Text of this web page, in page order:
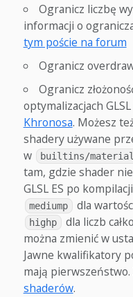
Ogranicz liczbę
informacji o
tym poście na forum
Ogranicz
Ogranicz
optymalizacjach
Khronosa. Możesz
shadery używane
w
builtins/
tam, gdzie shader
GLSL ES po
mediump dla
highp
dla liczb
można zmienić w
Jawne kwalifikatory
mają pierwszeństwo.
shaderów.